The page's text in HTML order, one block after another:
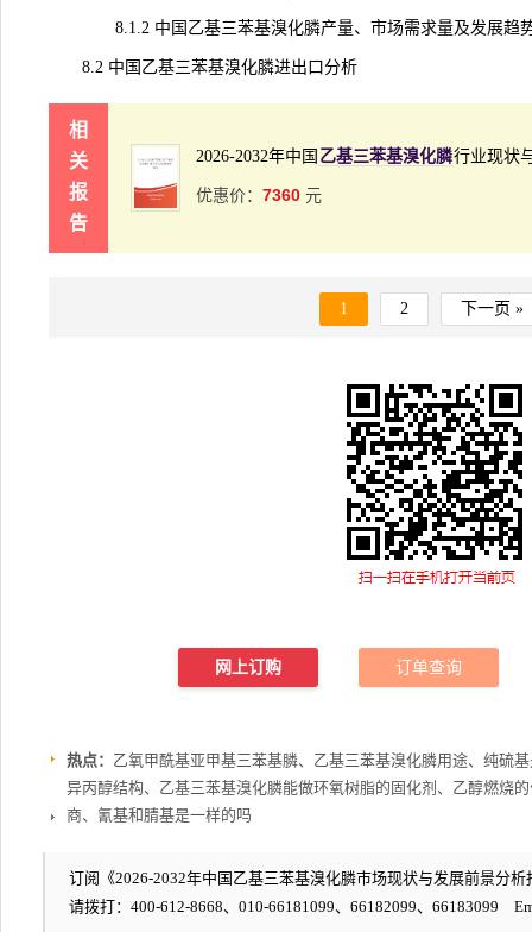
8.1.2 中国乙基三苯基溴化膦产量、市场需求量及发展趋势
8.2 中国乙基三苯基溴化膦进出口分析
相
关
报
告
2026-2032年中国 乙基三苯基溴化膦行业现状
优惠价： 7360 元
1 2 下一页 »
网上订购 订单查询
热点： 乙氧甲酰基亚甲基三苯基膦、乙基三苯基溴化膦用途、纯硫
异丙醇结构、乙基三苯基溴化膦能做环氧树脂的固化剂、乙醇燃烧
商、氰基和腈基是一样的吗
订阅《2026-2032年中国乙基三苯基溴化膦市场现状与发展前景分析
请拨打：400-612-8668、010-66181099、66182099、66183099